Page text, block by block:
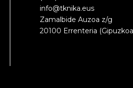
info@tknika.eus
Zamalbide Auzoa z/g
20100 Errenteria